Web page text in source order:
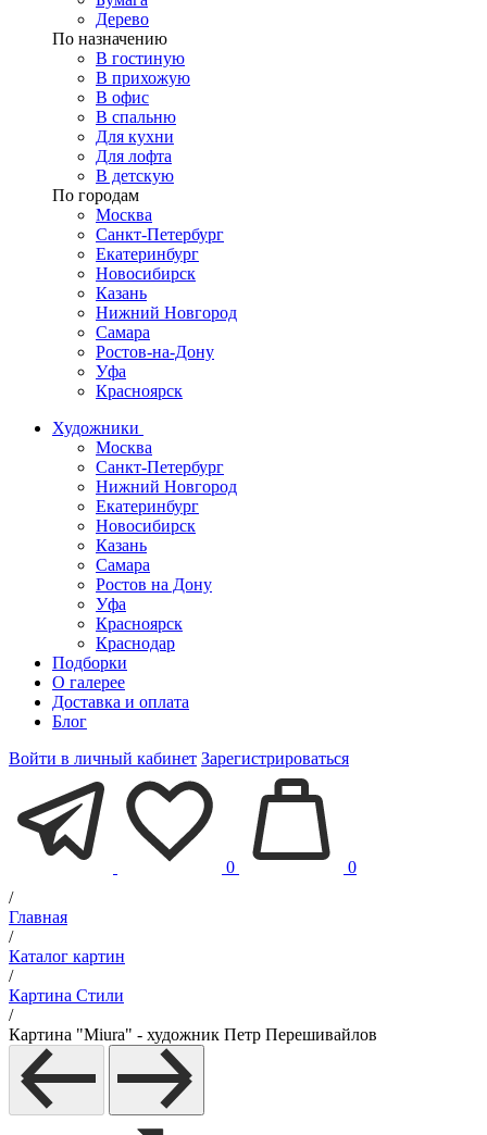
Дерево
По назначению
В гостиную
В прихожую
В офис
В спальню
Для кухни
Для лофта
В детскую
По городам
Москва
Санкт-Петербург
Екатеринбург
Новосибирск
Казань
Нижний Новгород
Самара
Ростов-на-Дону
Уфа
Красноярск
Художники
Москва
Санкт-Петербург
Нижний Новгород
Екатеринбург
Новосибирск
Казань
Самара
Ростов на Дону
Уфа
Красноярск
Краснодар
Подборки
О галерее
Доставка и оплата
Блог
Войти в личный кабинет Зарегистрироваться
0
0
/
Главная
/
Каталог картин
/
Картина Стили
/
Картина "Miura" - художник Петр Перешивайлов